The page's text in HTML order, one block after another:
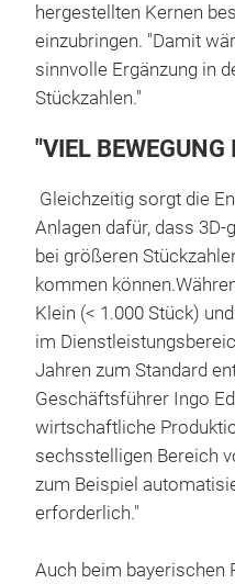
hergestellten Kernen
einzubringen. "Damit
sinnvolle Ergänzung in
Stückzahlen."
"VIEL
Gleichzeitig sorgt die
Anlagen dafür, dass 3D-
bei größeren
kommen
Klein (< 1.000 Stück)
im
Jahren zum Standard
Geschäftsführer Ingo
wirtschaftliche
sechsstelligen Bereich
zum Beispiel
erforderlich."
Auch beim bayerischen